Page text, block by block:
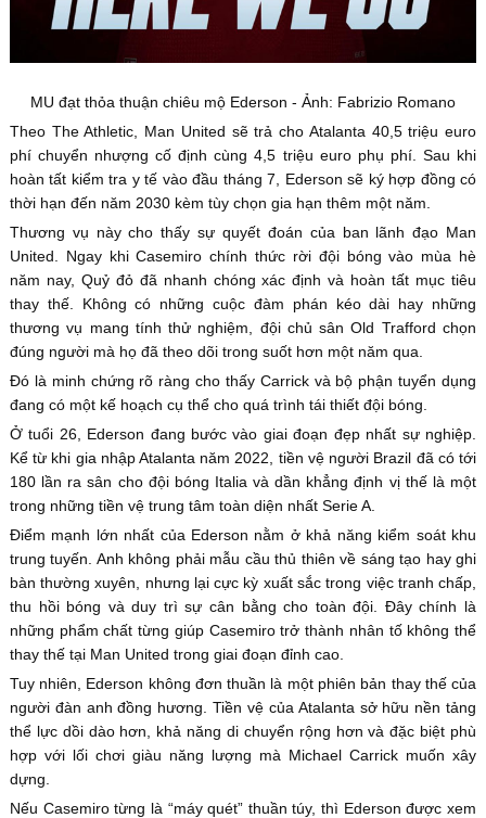
MU đạt thỏa thuận chiêu mộ Ederson - Ảnh: Fabrizio Romano
Theo The Athletic, Man United sẽ trả cho Atalanta 40,5 triệu euro
phí chuyển nhượng cố định cùng 4,5 triệu euro phụ phí. Sau khi
hoàn tất kiểm tra y tế vào đầu tháng 7, Ederson sẽ ký hợp đồng có
thời hạn đến năm 2030 kèm tùy chọn gia hạn thêm một năm.
Thương vụ này cho thấy sự quyết đoán của ban lãnh đạo Man
United. Ngay khi Casemiro chính thức rời đội bóng vào mùa hè
năm nay, Quỷ đỏ đã nhanh chóng xác định và hoàn tất mục tiêu
thay thế. Không có những cuộc đàm phán kéo dài hay những
thương vụ mang tính thử nghiệm, đội chủ sân Old Trafford chọn
đúng người mà họ đã theo dõi trong suốt hơn một năm qua.
Đó là minh chứng rõ ràng cho thấy Carrick và bộ phận tuyển dụng
đang có một kế hoạch cụ thể cho quá trình tái thiết đội bóng.
Ở tuổi 26, Ederson đang bước vào giai đoạn đẹp nhất sự nghiệp.
Kể từ khi gia nhập Atalanta năm 2022, tiền vệ người Brazil đã có tới
180 lần ra sân cho đội bóng Italia và dần khẳng định vị thế là một
trong những tiền vệ trung tâm toàn diện nhất Serie A.
Điểm mạnh lớn nhất của Ederson nằm ở khả năng kiểm soát khu
trung tuyến. Anh không phải mẫu cầu thủ thiên về sáng tạo hay ghi
bàn thường xuyên, nhưng lại cực kỳ xuất sắc trong việc tranh chấp,
thu hồi bóng và duy trì sự cân bằng cho toàn đội. Đây chính là
những phẩm chất từng giúp Casemiro trở thành nhân tố không thể
thay thế tại Man United trong giai đoạn đỉnh cao.
Tuy nhiên, Ederson không đơn thuần là một phiên bản thay thế của
người đàn anh đồng hương. Tiền vệ của Atalanta sở hữu nền tảng
thể lực dồi dào hơn, khả năng di chuyển rộng hơn và đặc biệt phù
hợp với lối chơi giàu năng lượng mà Michael Carrick muốn xây
dựng.
Nếu Casemiro từng là “máy quét” thuần túy, thì Ederson được xem